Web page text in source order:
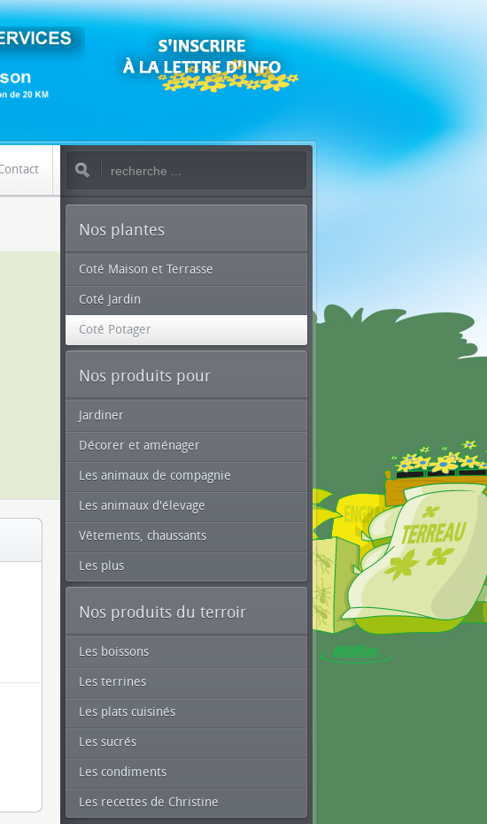
Nos plantes
Coté Maison et Terrasse
Coté Jardin
Coté Potager
Nos produits pour
Jardiner
Décorer et aménager
Les animaux de compagnie
Les animaux d'élevage
Vêtements, chaussants
Les plus
Nos produits du terroir
Les boissons
Les terrines
Les plats cuisinés
Les sucrés
Les condiments
Les recettes de Christine